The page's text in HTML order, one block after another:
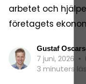
arbetet och
företagets
Gustaf
7 juni, 2026 •
3 minuters